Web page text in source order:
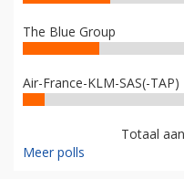
The Blue Group
Air-France-KLM-SAS(-TAP)
Totaal
Meer polls